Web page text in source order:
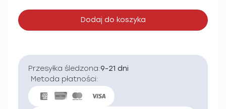
Dodaj do koszyka
Przesyłka śledzona:9-21 dni
Metoda płatności: